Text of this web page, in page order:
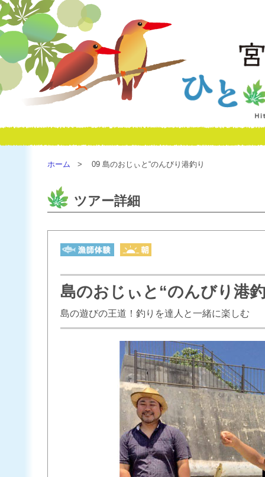
ホーム 09 島のおじぃと“のんびり港釣り
ツアー詳細
島のおじぃと“のんびり港
島の遊びの王道！釣りを達人と一緒に楽しむ